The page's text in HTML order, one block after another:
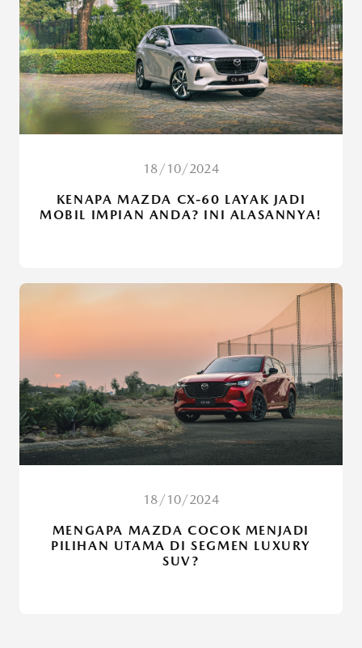
18/10/2024
KENAPA MAZDA CX-60 LAYAK JADI
MOBIL IMPIAN ANDA? INI ALASANNYA!
18/10/2024
MENGAPA MAZDA COCOK MENJADI
PILIHAN UTAMA DI SEGMEN LUXURY
SUV?